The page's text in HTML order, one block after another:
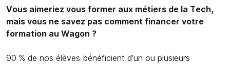
Vous aimeriez vous former aux métiers de la Tech,
mais vous ne savez pas comment financer votre
formation au Wagon ?
90 % de nos élèves bénéficient d’un ou plusieurs